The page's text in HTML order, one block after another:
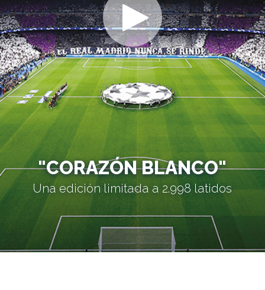
"CORAZÓN BLANCO"
Una edición limitada a 2.998 latidos